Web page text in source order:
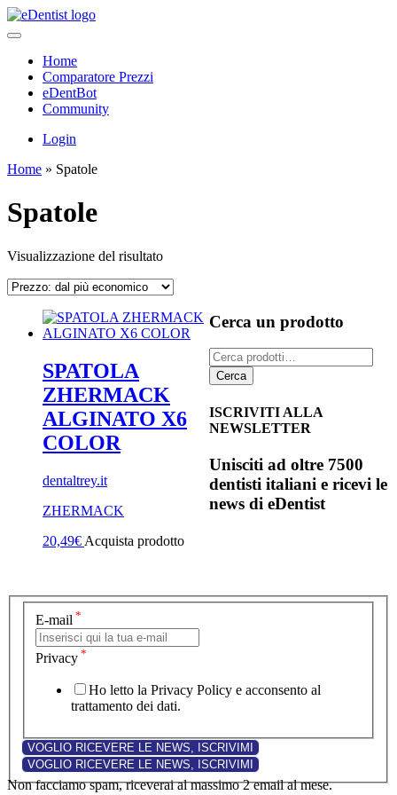
Home
Comparatore Prezzi
eDentBot
Community
Login
Home » Spatole
Spatole
Visualizzazione del risultato
SPATOLA
ZHERMACK
ALGINATO X6
COLOR
dentaltrey.it
ZHERMACK
20,49€ Acquista prodotto
Cerca un prodotto
Cerca:
Cerca
ISCRIVITI ALLA
NEWSLETTER
Unisciti ad oltre 7500
dentisti italiani e ricevi le
news di eDentist
E-mail *
Privacy *
Ho letto la Privacy Policy e acconsento al
trattamento dei dati.
Non facciamo spam, riceverai al massimo 2 email al mese.